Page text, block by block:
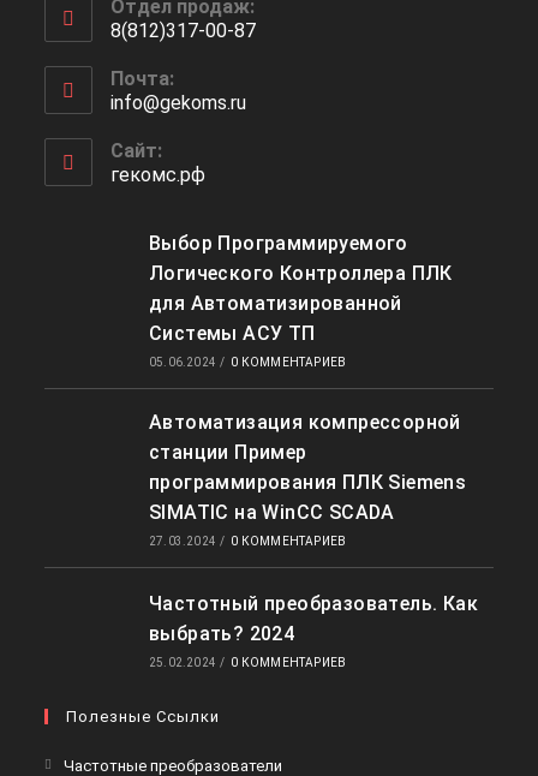
в
вашем
приложении
Отдел продаж:
8(812)317-00-87
в
вашем
приложении
Почта:
info@gekoms.ruОткроется
Сайт:
гекомс.рф
Выбор Программируемого
Логического Контроллера ПЛК
для Автоматизированной
Системы АСУ ТП
05.06.2024 / 0 КОММЕНТАРИЕВ
Автоматизация компрессорной
станции Пример
программирования ПЛК Siemens
SIMATIC на WinCC SCADA
27.03.2024 / 0 КОММЕНТАРИЕВ
Частотный преобразователь. Как
выбрать? 2024
25.02.2024 / 0 КОММЕНТАРИЕВ
Полезные Ссылки
Частотные преобразователи